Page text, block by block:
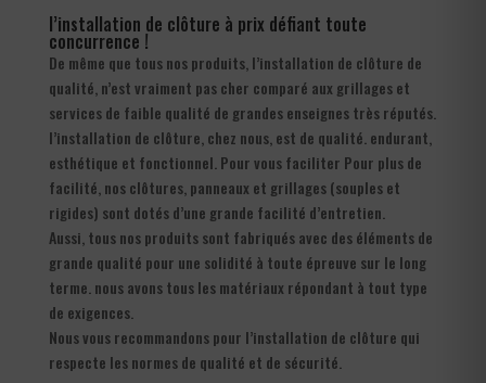
l’installation de clôture à prix défiant toute
concurrence !
De même que tous nos produits, l’installation de clôture de
qualité, n’est vraiment pas cher comparé aux grillages et
services de faible qualité de grandes enseignes très réputés.
l’installation de clôture, chez nous, est de qualité. endurant,
esthétique et fonctionnel. Pour vous faciliter Pour plus de
facilité, nos clôtures, panneaux et grillages (souples et
rigides) sont dotés d’une grande facilité d’entretien.
Aussi, tous nos produits sont fabriqués avec des éléments de
grande qualité pour une solidité à toute épreuve sur le long
terme. nous avons tous les matériaux répondant à tout type
de exigences.
Nous vous recommandons pour l’installation de clôture qui
respecte les normes de qualité et de sécurité.